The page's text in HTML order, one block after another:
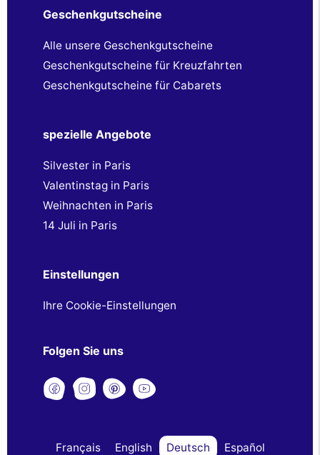
Geschenkgutscheine
Alle unsere Geschenkgutscheine
Geschenkgutscheine für Kreuzfahrten
Geschenkgutscheine für Cabarets
spezielle Angebote
Silvester in Paris
Valentinstag in Paris
Weihnachten in Paris
14 Juli in Paris
Einstellungen
Ihre Cookie-Einstellungen
Folgen Sie uns
Français English Deutsch Español